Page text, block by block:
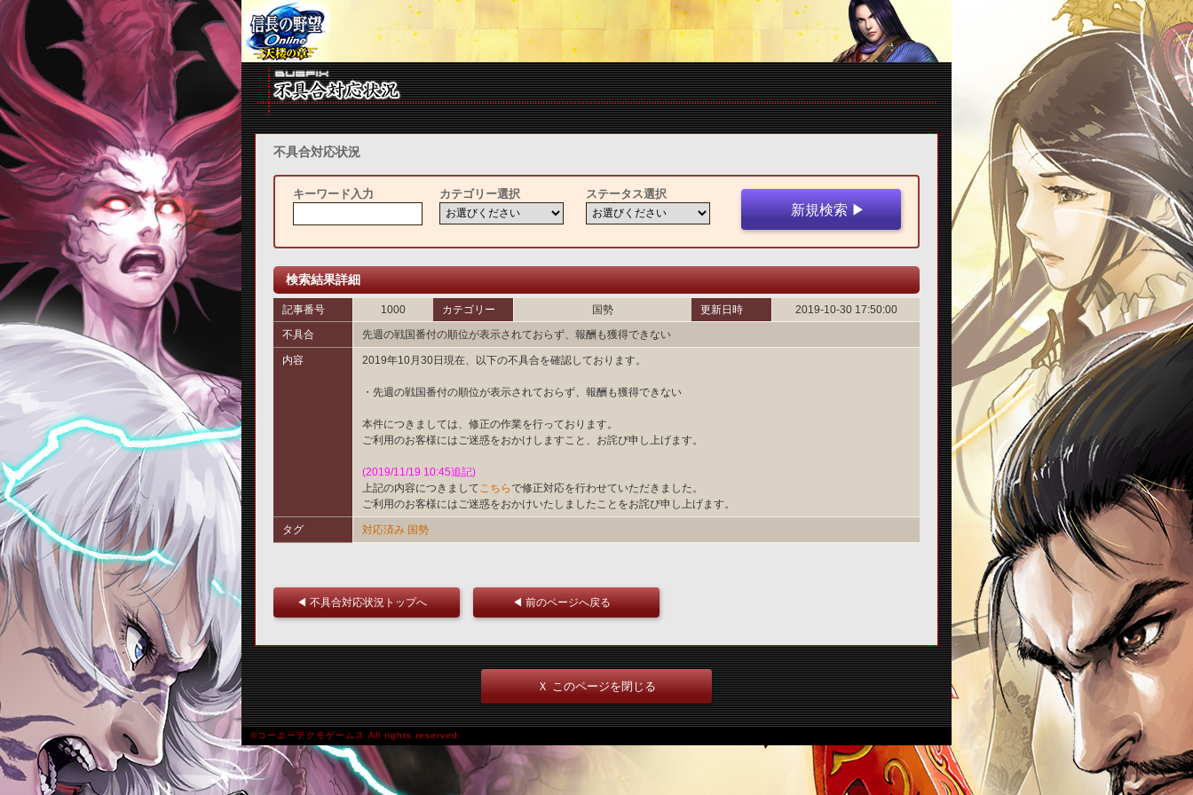
不具合対応状況
キーワード入力 カテゴリー選択 ステータス選択
検索結果詳細
記事番号 1000 カテゴリー 国勢 更新日時
2019-10-30 17:50:00
不具合
先週の戦国番付の順位が表示されておらず、報酬も獲得できない
内容 2019年10月30日現在、以下の不具合を確認しております。
・先週の戦国番付の順位が表示されておらず、報酬も獲得できない
本件につきましては、修正の作業を行っております。
ご利用のお客様にはご迷惑をおかけしますこと、お詫び申し上げます。
(2019/11/19 10:45追記)
上記の内容につきまして こちらで修正対応を行わせていただきました。
ご利用のお客様にはご迷惑をおかけいたしましたことをお詫び申し上げます。
タグ 対応済み 国勢
◀ 不具合対応状況トップへ ◀ 前のページへ戻る
Ｘ このページを閉じる